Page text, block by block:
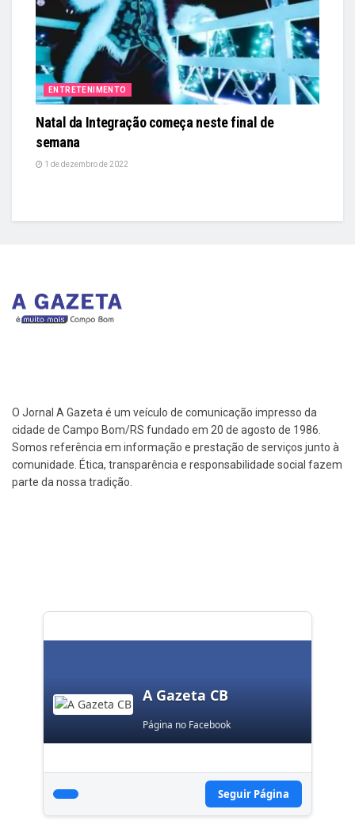
ENTRETENIMENTO
Natal da Integração começa neste final de
semana
1 de dezembro de 2022
O Jornal A Gazeta é um veículo de comunicação impresso da
cidade de Campo Bom/RS fundado em 20 de agosto de 1986.
Somos referência em informação e prestação de serviços junto à
comunidade. Ética, transparência e responsabilidade social fazem
parte da nossa tradição.
A Gazeta CB
Página no Facebook
Seguir Página